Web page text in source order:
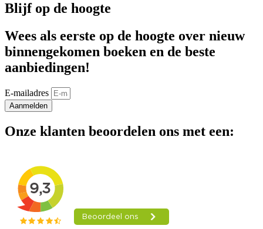
Blijf op de hoogte
Wees als eerste op de hoogte over nieuw
binnengekomen boeken en de beste
aanbiedingen!
E-mailadres
Aanmelden
Onze klanten beoordelen ons met een: